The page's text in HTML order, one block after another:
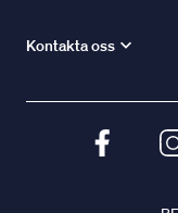
Kontakta oss